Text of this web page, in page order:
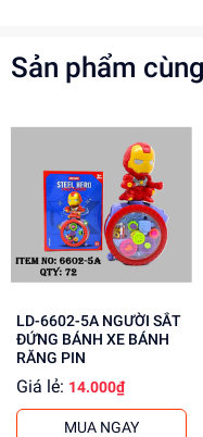
Hướng Dẫn Sử
Bước 2: Chọn
Lưu ý: Sử dụng ở
mùi sơn.
Lợi Ích Phát Triển
Phát triển khả
Rèn luyện sự kiên
Tăng cường khả
Mua ngay tại
cho khách buôn. Liên
Sản phẩm
LD-6602-5A NGƯỜI SẮT
ĐỨNG BÁNH XE BÁNH
RĂNG PIN
Giá lẻ: 14.000₫
MUA NGAY